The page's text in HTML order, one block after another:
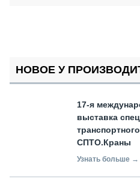
НОВОЕ У
17-я
выставка
СПТО.Краны
Узнать больше →